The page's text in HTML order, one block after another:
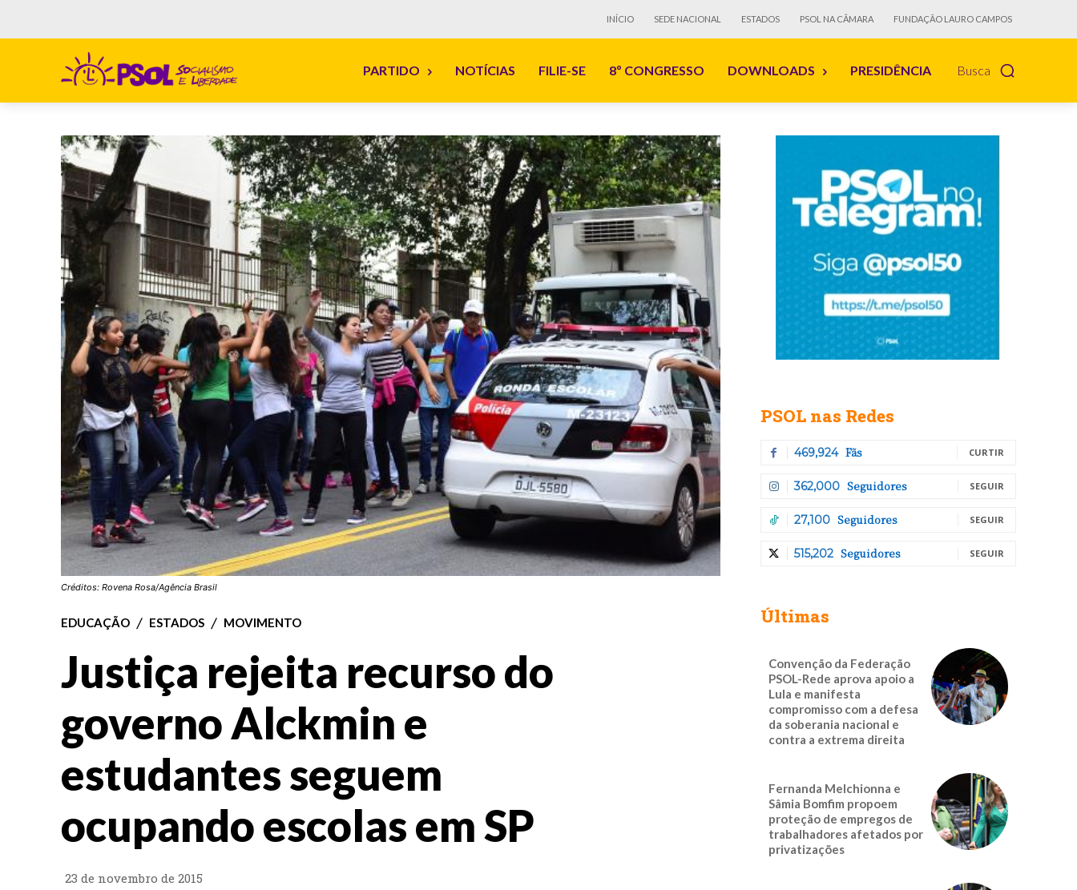
INÍCIO SEDE NACIONAL ESTADOS PSOL NA CÂMARA FUNDAÇÃO LAURO CAMPOS
Busca
PARTIDO NOTÍCIAS FILIE-SE 8º CONGRESSO DOWNLOADS PRESIDÊNCIA
Créditos: Rovena Rosa/Agência Brasil
EDUCAÇÃO ESTADOS MOVIMENTO
Justiça rejeita recurso do
governo Alckmin e
estudantes seguem
ocupando escolas em SP
23 de novembro de 2015
PSOL nas Redes
469,924 Fãs CURTIR
362,000 Seguidores SEGUIR
27,100 Seguidores SEGUIR
515,202 Seguidores SEGUIR
Últimas
Convenção da Federação
PSOL-Rede aprova apoio a
Lula e manifesta
compromisso com a defesa
da soberania nacional e
contra a extrema direita
Fernanda Melchionna e
Sâmia Bomfim propoem
proteção de empregos de
trabalhadores afetados por
privatizações